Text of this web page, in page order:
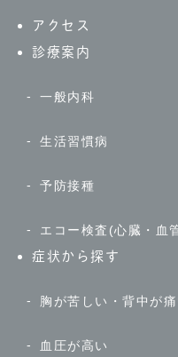
アクセス
診療案内
一般内科
生活習慣病
予防接種
エコー検査(心臓・血
症状から探す
胸が苦しい・背中が痛
血圧が高い